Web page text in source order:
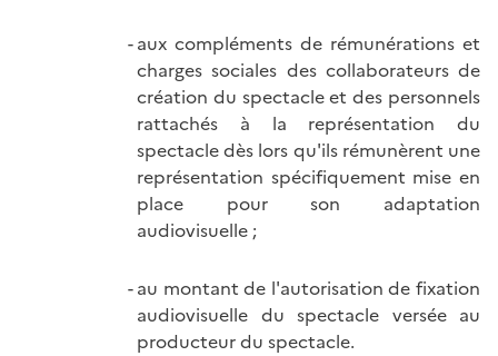
aux compléments de rémunérations et
charges sociales des collaborateurs de
création du spectacle et des personnels
rattachés à la représentation du
spectacle dès lors qu'ils rémunèrent une
représentation spécifiquement mise en
place pour son adaptation
audiovisuelle ;
au montant de l'autorisation de fixation
audiovisuelle du spectacle versée au
producteur du spectacle.